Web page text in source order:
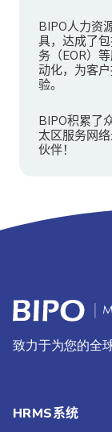
BIPO人力资
具，达成了
务（EOR）
动化，为客
验。
BIPO积累了
太区服务网
伙伴！
致力于为您的全
HRMS系统